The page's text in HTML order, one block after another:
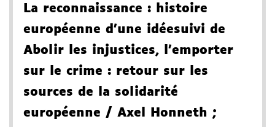
La reconnaissance : histoire
européenne d'une idéesuivi de
Abolir les injustices, l'emporter
sur le crime : retour sur les
sources de la solidarité
européenne / Axel Honneth ;